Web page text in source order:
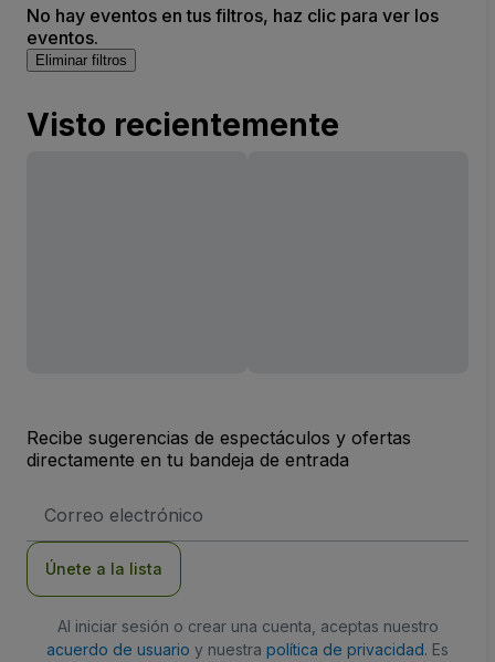
No hay eventos en tus filtros, haz clic para ver los
eventos.
Eliminar filtros
Visto recientemente
Recibe sugerencias de espectáculos y ofertas
directamente en tu bandeja de entrada
de
Únete a la lista
Al iniciar sesión o crear una cuenta, aceptas nuestro
acuerdo de usuario y nuestra política de privacidad. Es